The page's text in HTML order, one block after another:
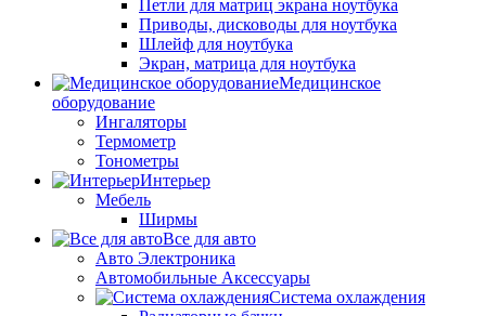
Петли для матриц экрана ноутбука
Приводы, дисководы для ноутбука
Шлейф для ноутбука
Экран, матрица для ноутбука
Медицинское
оборудование
Ингаляторы
Термометр
Тонометры
Интерьер
Мебель
Ширмы
Все для авто
Авто Электроника
Автомобильные Аксессуары
Система охлаждения